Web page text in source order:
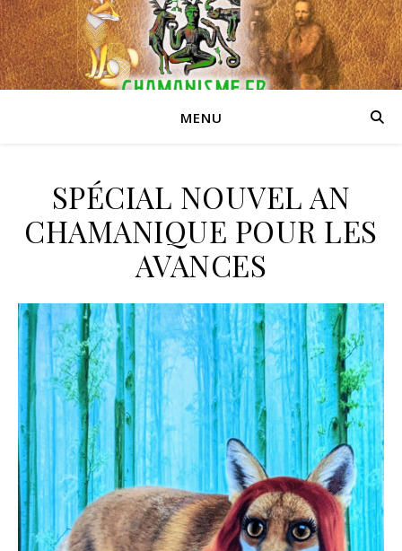
MENU
SPÉCIAL NOUVEL AN
CHAMANIQUE POUR LES
AVANCES